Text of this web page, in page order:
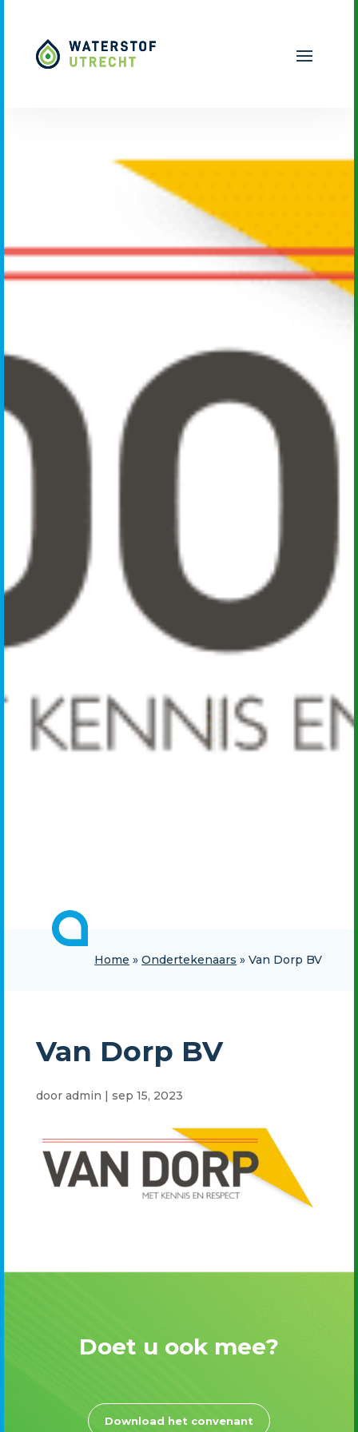
Home »Ondertekenaars »Van Dorp BV
Van Dorp BV
door admin | sep 15, 2023
Doet u ook mee?
Download het convenant